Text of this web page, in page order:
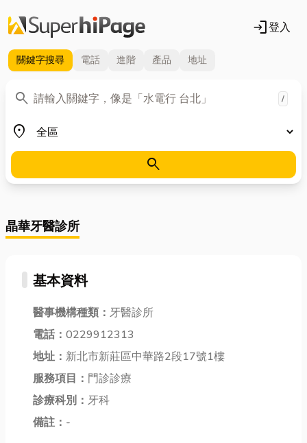
login登入
關鍵字搜尋 電話 進階 產品 地址
search
關鍵字 /
place
地區
search
晶華牙醫診所
基本資料
醫事機構種類： 牙醫診所
電話： 0229912313
地址： 新北市新莊區中華路2段17號1樓
服務項目： 門診診療
診療科別： 牙科
備註： -